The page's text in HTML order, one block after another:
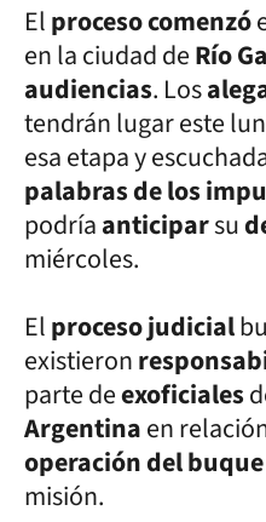
Elproceso comenzó
en la ciudad deRío
audiencias. Los
tendrán lugar este
esa etapa y
palabras de los
podríaanticiparsu
miércoles.
Elproceso judicial
existieron
parte deexoficiales
Argentinaen
operación del buque
misión.